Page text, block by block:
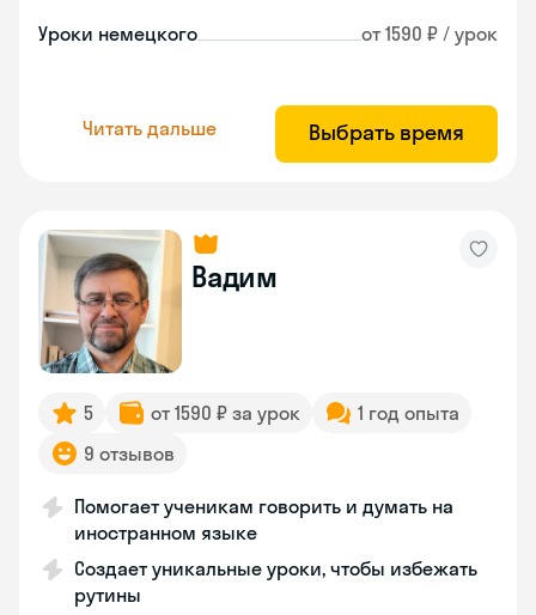
Уроки немецкого от 1590 ₽ / урок
Читать дальше Выбрать время
Вадим
5 от 1590 ₽ за урок
1 год опыта
9 отзывов
Помогает ученикам говорить и думать на
иностранном языке
Создает уникальные уроки, чтобы избежать
рутины